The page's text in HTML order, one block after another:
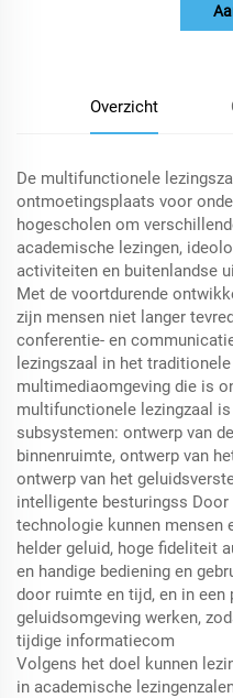
Overzicht
De multifunctionele
ontmoetingsplaats voor
hogescholen om
academische lezingen,
activiteiten en buitenlandse
Met de voortdurende
zijn mensen niet langer
conferentie- en
lezingszaal in het
multimediaomgeving die is
multifunctionele lezingzaal
subsystemen: ontwerp van
binnenruimte, ontwerp van
ontwerp van het
intelligente besturingss
technologie kunnen mensen
helder geluid, hoge fideliteit
en handige bediening en
door ruimte en tijd, en in een
geluidsomgeving werken,
tijdige informatiecom
Volgens het doel kunnen
in academische